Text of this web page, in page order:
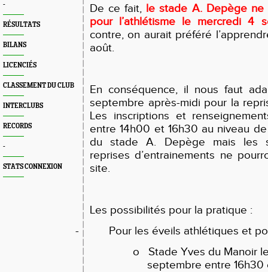
-
RÉSULTATS
BILANS
LICENCIÉS
CLASSEMENT DU CLUB
INTERCLUBS
RECORDS
-
STATS CONNEXION
De ce fait, le stade A. Depège ne
pour l’athlétisme le mercredi 4
contre, on aurait préféré
août.
En conséquence, il nous faut
septembre après-midi pour la
Les inscriptions et
entre 14h00 et 16h30 au niveau
du stade A. Depège mais les
reprises d’entrainements ne
site.
Les possibilités pour la pratique :
- Pour les éveils athlétiques et
o Stade Yves du Manoir
septembre entre 16h30